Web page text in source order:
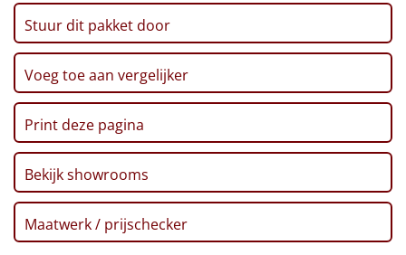
Pizzarette
Tas
Wake up light
NIEUW
Borrelplank
Warmtekussen
NIEUW
Slowcooker POPULAIR
Stuur dit pakket door
Voeg toe aan vergelijker
Print deze pagina
Bekijk showrooms
Maatwerk / prijschecker